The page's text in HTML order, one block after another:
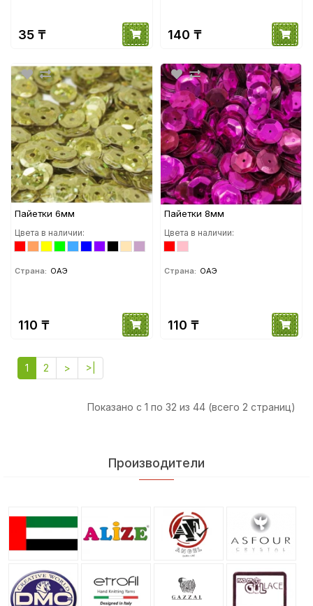
35 ₸ 140 ₸
Пайетки 6мм
Цвета в наличии:
Страна: ОАЭ
110 ₸
Пайетки 8мм
Цвета в наличии:
Страна: ОАЭ
110 ₸
1 2 > >|
Показано с 1 по 32 из 44 (всего 2 страниц)
Производители